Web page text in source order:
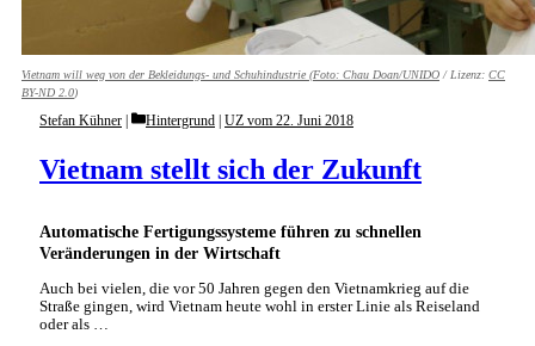
Vietnam will weg von der Bekleidungs- und Schuhindustrie (Foto: Chau Doan/UNIDO / Lizenz: CC
BY-ND 2.0)
Automatische Fertigungssysteme führen zu schnellen
Veränderungen in der Wirtschaft
Vietnam stellt sich der Zukunft
Stefan Kühner Categories
Hintergrund UZ vom 22. Juni 2018
Auch bei vielen, die vor 50 Jahren gegen den Vietnamkrieg auf die
Straße gingen, wird Vietnam heute wohl in erster Linie als Reiseland
oder als …